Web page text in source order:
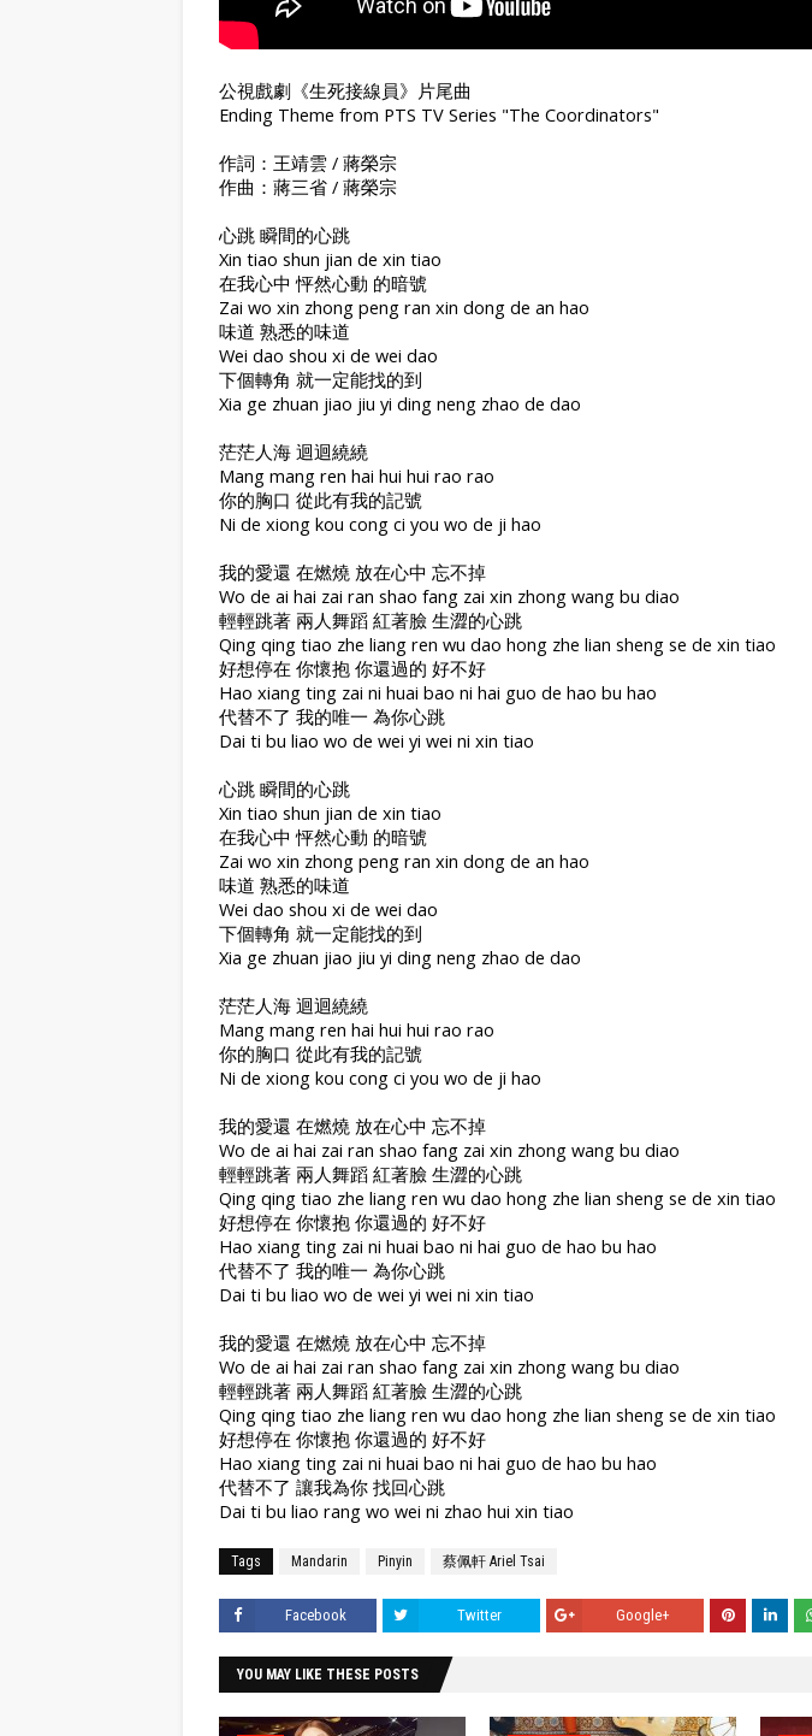
公視戲劇《生死接線員》片尾曲
Ending Theme from PTS TV Series "The Coordinators"
作詞：王靖雲 / 蔣榮宗
作曲：蔣三省 / 蔣榮宗
心跳 瞬間的心跳
Xin tiao shun jian de xin tiao
在我心中 怦然心動 的暗號
Zai wo xin zhong peng ran xin dong de an hao
味道 熟悉的味道
Wei dao shou xi de wei dao
下個轉角 就一定能找的到
Xia ge zhuan jiao jiu yi ding neng zhao de dao
茫茫人海 迴迴繞繞
Mang mang ren hai hui hui rao rao
你的胸口 從此有我的記號
Ni de xiong kou cong ci you wo de ji hao
我的愛還 在燃燒 放在心中 忘不掉
Wo de ai hai zai ran shao fang zai xin zhong wang bu diao
輕輕跳著 兩人舞蹈 紅著臉 生澀的心跳
Qing qing tiao zhe liang ren wu dao hong zhe lian sheng se de xin tiao
好想停在 你懷抱 你還過的 好不好
Hao xiang ting zai ni huai bao ni hai guo de hao bu hao
代替不了 我的唯一 為你心跳
Dai ti bu liao wo de wei yi wei ni xin tiao
心跳 瞬間的心跳
Xin tiao shun jian de xin tiao
在我心中 怦然心動 的暗號
Zai wo xin zhong peng ran xin dong de an hao
味道 熟悉的味道
Wei dao shou xi de wei dao
下個轉角 就一定能找的到
Xia ge zhuan jiao jiu yi ding neng zhao de dao
茫茫人海 迴迴繞繞
Mang mang ren hai hui hui rao rao
你的胸口 從此有我的記號
Ni de xiong kou cong ci you wo de ji hao
我的愛還 在燃燒 放在心中 忘不掉
Wo de ai hai zai ran shao fang zai xin zhong wang bu diao
輕輕跳著 兩人舞蹈 紅著臉 生澀的心跳
Qing qing tiao zhe liang ren wu dao hong zhe lian sheng se de xin tiao
好想停在 你懷抱 你還過的 好不好
Hao xiang ting zai ni huai bao ni hai guo de hao bu hao
代替不了 我的唯一 為你心跳
Dai ti bu liao wo de wei yi wei ni xin tiao
我的愛還 在燃燒 放在心中 忘不掉
Wo de ai hai zai ran shao fang zai xin zhong wang bu diao
輕輕跳著 兩人舞蹈 紅著臉 生澀的心跳
Qing qing tiao zhe liang ren wu dao hong zhe lian sheng se de xin tiao
好想停在 你懷抱 你還過的 好不好
Hao xiang ting zai ni huai bao ni hai guo de hao bu hao
代替不了 讓我為你 找回心跳
Dai ti bu liao rang wo wei ni zhao hui xin tiao
Tags Mandarin Pinyin 蔡佩軒 Ariel Tsai
Facebook Twitter Google+
YOU MAY LIKE THESE POSTS